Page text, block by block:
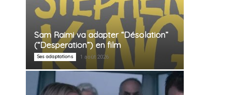
Sam Raimi va adapter “Désolation”
(“Desperation”) en film
Ses adaptations 1 août 2026